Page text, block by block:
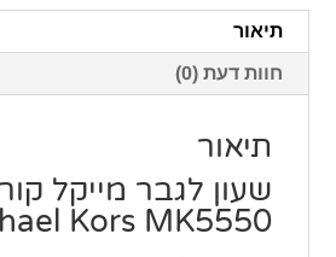
תיאור
חוות דעת (0)
תיאור
שעון לגבר מייקל
Kors MK5550